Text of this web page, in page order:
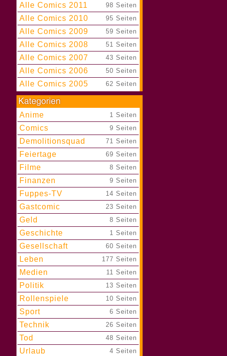
Alle Comics 2011 98 Seiten
Alle Comics 2010 95 Seiten
Alle Comics 2009 59 Seiten
Alle Comics 2008 51 Seiten
Alle Comics 2007 43 Seiten
Alle Comics 2006 50 Seiten
Alle Comics 2005 62 Seiten
Anime 1 Seiten
Comics 9 Seiten
Demolitionsquad 71 Seiten
Feiertage 69 Seiten
Filme 8 Seiten
Finanzen 9 Seiten
Fuppes-TV 14 Seiten
Gastcomic 23 Seiten
Geld 8 Seiten
Geschichte 1 Seiten
Gesellschaft 60 Seiten
Leben 177 Seiten
Medien 11 Seiten
Politik 13 Seiten
Rollenspiele 10 Seiten
Sport 6 Seiten
Technik 26 Seiten
Tod 48 Seiten
Urlaub 4 Seiten